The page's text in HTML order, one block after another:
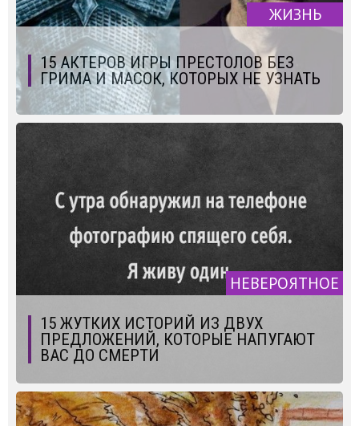
ЖИЗНЬ
15 АКТЕРОВ ИГРЫ ПРЕСТОЛОВ БЕЗ
ГРИМА И МАСОК, КОТОРЫХ НЕ УЗНАТЬ
НЕВЕРОЯТНОЕ
15 ЖУТКИХ ИСТОРИЙ ИЗ ДВУХ
ПРЕДЛОЖЕНИЙ, КОТОРЫЕ НАПУГАЮТ
ВАС ДО СМЕРТИ